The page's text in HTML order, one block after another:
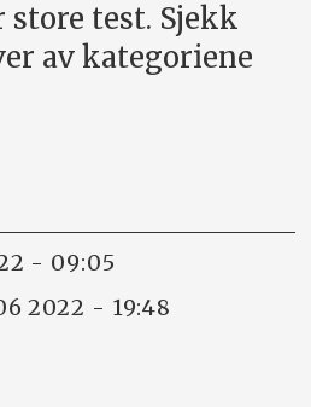
test. Sjekk
av kategoriene
- 09:05
2022 - 19:48